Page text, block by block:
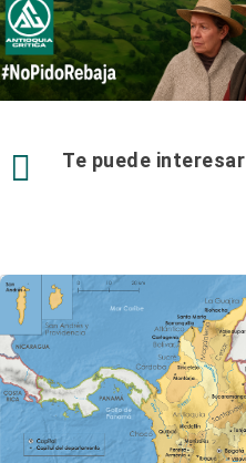
 Te puede interesar